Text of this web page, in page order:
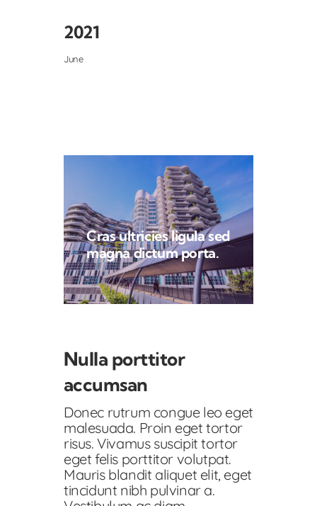
2021
June
Cras ultricies ligula sed
magna dictum porta.
Nulla porttitor
accumsan
Donec rutrum congue leo eget
malesuada. Proin eget tortor
risus. Vivamus suscipit tortor
eget felis porttitor volutpat.
Mauris blandit aliquet elit, eget
tincidunt nibh pulvinar a.